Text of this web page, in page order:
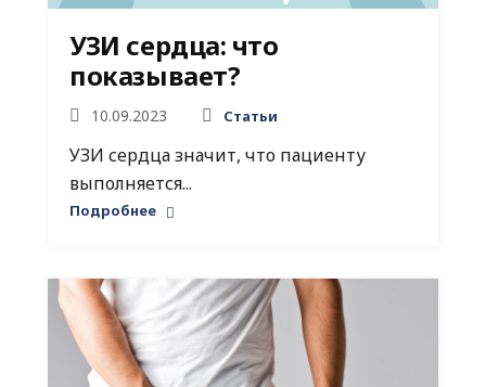
УЗИ сердца: что
показывает?
10.09.2023 Статьи
УЗИ сердца значит, что пациенту
выполняется...
Подробнее